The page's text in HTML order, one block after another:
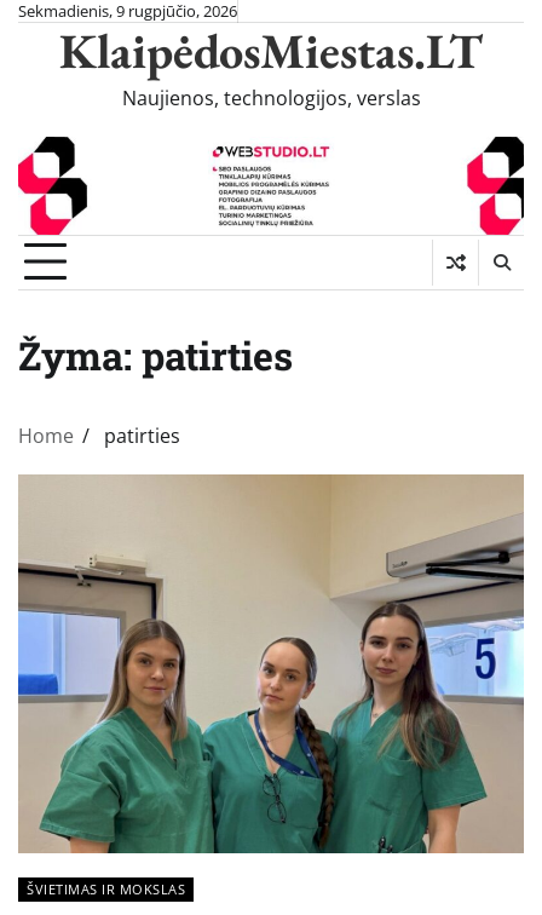
Skip
content
Sekmadienis, 9 rugpjūčio, 2026
KlaipėdosMiestas.LT
Naujienos, technologijos, verslas
Žyma: patirties
Home patirties
ŠVIETIMAS IR MOKSLAS